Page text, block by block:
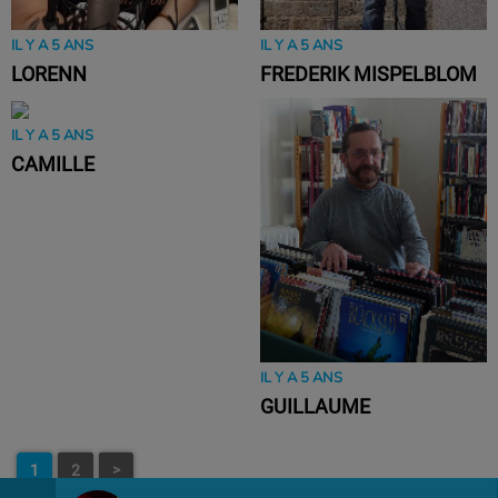
IL Y A 5 ANS
LORENN
IL Y A 5 ANS
FREDERIK MISPELBLOM
IL Y A 5 ANS
CAMILLE
IL Y A 5 ANS
GUILLAUME
1 2 >